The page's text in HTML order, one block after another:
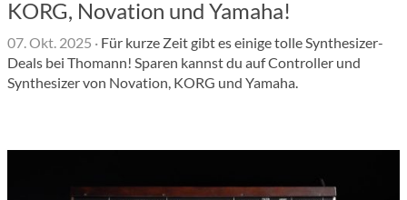
KORG, Novation und Yamaha!
07. Okt. 2025 · Für kurze Zeit gibt es einige tolle Synthesizer-
Deals bei Thomann! Sparen kannst du auf Controller und
Synthesizer von Novation, KORG und Yamaha.